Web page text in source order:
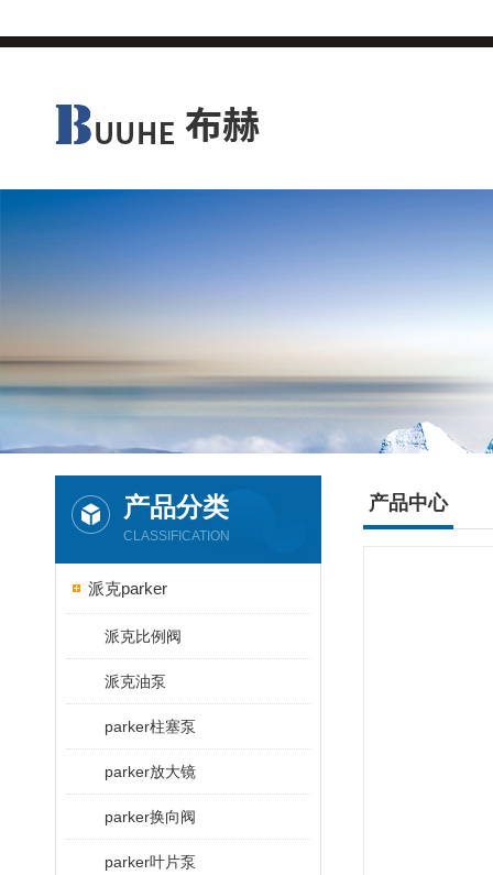
产品分类
CLASSIFICATION
派克parker
派克比例阀
派克油泵
parker柱塞泵
parker放大镜
parker换向阀
parker叶片泵
产品中心